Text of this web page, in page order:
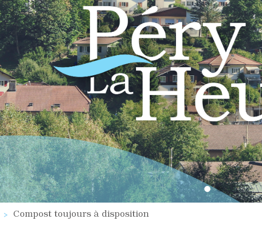
Compost toujours à disposition